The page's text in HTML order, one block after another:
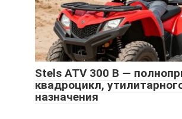
Stels ATV 300 B —
квадроцикл,
назначения